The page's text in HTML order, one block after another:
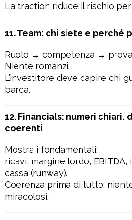
La traction riduce il rischio
11. Team: chi siete e
Ruolo → competenza →
Niente romanzi.
L’investitore deve capire chi
barca.
12. Financials: numeri chiari,
coerenti
Mostra i fondamentali:
ricavi, margine lordo,
cassa (runway).
Coerenza prima di tutto:
miracolosi.